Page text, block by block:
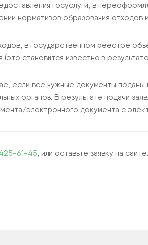
госуслуги, в
нормативов образования отходов
в государственном реестре
становится известно в результате
если все нужные документы
органов. В результате подачи
электронного документа с
61-45, или оставьте заявку на сайте.